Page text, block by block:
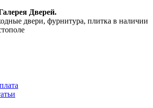
Дверей.
двери, фурнитура, плитка в наличии